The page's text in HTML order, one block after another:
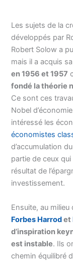
Les sujets de la
développés par
Robert Solow a
mais il a acquis
en 1956 et 1957
fondé la théorie
Ce sont ces
Nobel
intéressé les
économistes
d’accumulation
partie de ceux
résultat de
investissement.
Ensuite, au
Forbes Harrodet
d’inspiration
est instable. Ils
chemin équilibré